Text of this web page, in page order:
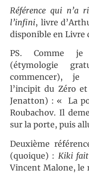
Référence qui n’a
l’infini, livre
disponible en Livre
PS. Comme je
(étymologie
commencer), je
l’incipit du Zéro
Jenatton) : « La
Roubachov. Il
sur la porte, puis
Deuxième
(quoique) : Kiki fait
Vincent Malone, le